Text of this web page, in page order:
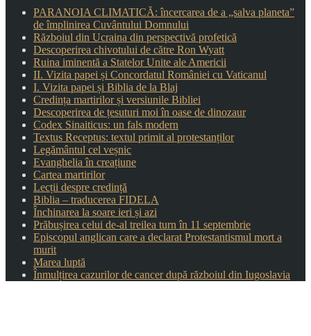
PARANOIA CLIMATICĂ: încercarea de a „salva planeta”
de împlinirea Cuvântului Domnului
Războiul din Ucraina din perspectivă profetică
Descoperirea chivotului de către Ron Wyatt
Ruina iminentă a Statelor Unite ale Americii
II. Vizita papei și Concordatul României cu Vaticanul
I. Vizita papei și Biblia de la Blaj
Credința martirilor și versiunile Bibliei
Descoperirea de țesuturi moi în oase de dinozaur
Codex Sinaiticus: un fals modern
Textus Receptus: textul primit al protestanților
Legământul cel veșnic
Evanghelia în creațiune
Cartea martirilor
Lecții despre credință
Biblia – traducerea FIDELA
Închinarea la soare ieri și azi
Prăbușirea celui de-al treilea turn în 11 septembrie
Episcopul anglican care a declarat Protestantismul mort a
murit
Marea luptă
Înmulțirea cazurilor de cancer după războiul din Iugoslavia